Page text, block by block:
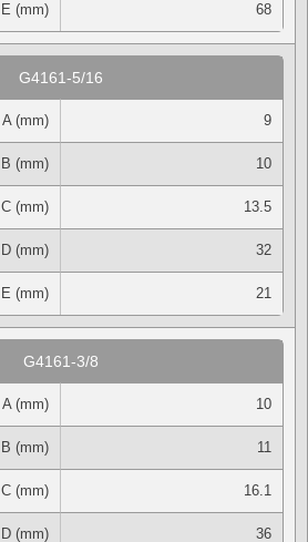
E (mm) 68
G4161-5/16
A (mm) 9
B (mm) 10
C (mm) 13.5
D (mm) 32
E (mm) 21
G4161-3/8
A (mm) 10
B (mm) 11
C (mm) 16.1
D (mm) 36